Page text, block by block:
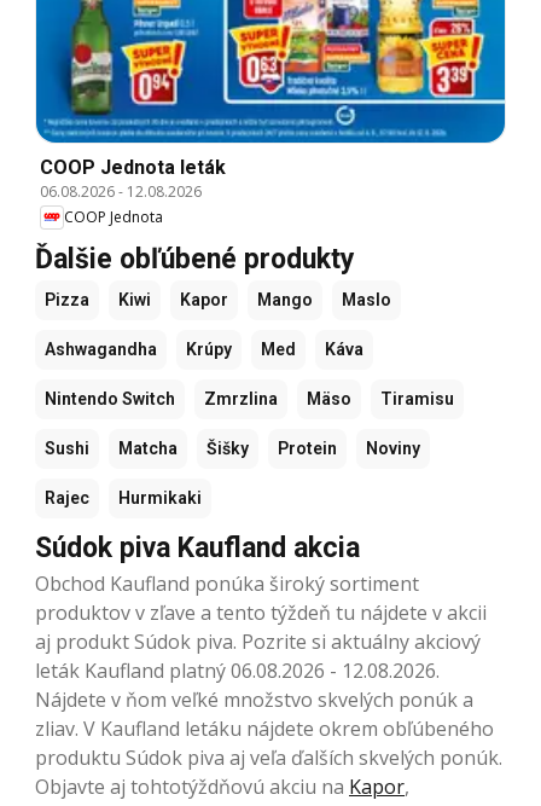
COOP Jednota leták
06.08.2026- 12.08.2026
COOP Jednota
Ďalšie obľúbené produkty
Pizza Kiwi Kapor Mango Maslo
Ashwagandha Krúpy Med Káva
Nintendo Switch Zmrzlina Mäso Tiramisu
Sushi Matcha Šišky Protein Noviny
Rajec Hurmikaki
Súdok piva Kaufland akcia
Obchod Kaufland ponúka široký sortiment
produktov v zľave a tento týždeň tu nájdete v akcii
aj produkt Súdok piva. Pozrite si aktuálny akciový
leták Kaufland platný 06.08.2026 - 12.08.2026.
Nájdete v ňom veľké množstvo skvelých ponúk a
zliav. V Kaufland letáku nájdete okrem obľúbeného
produktu Súdok piva aj veľa ďalších skvelých ponúk.
Objavte aj tohtotýždňovú akciu na Kapor,